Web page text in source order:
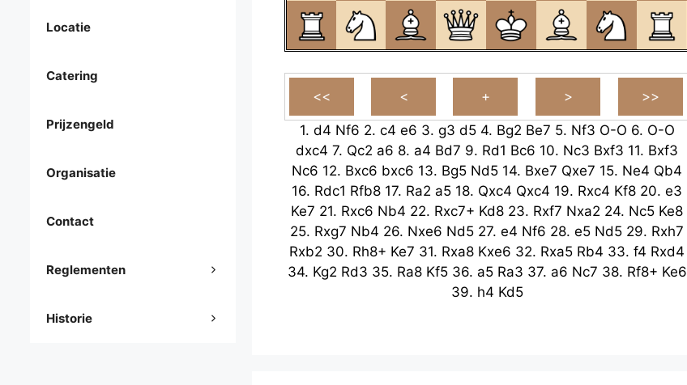
1. d4 Nf6 2. c4 e6 3. g3 d5 4. Bg2 Be7 5. Nf3 O-O 6. O-O
dxc4 7. Qc2 a6 8. a4 Bd7 9. Rd1 Bc6 10. Nc3 Bxf3 11. Bxf3
Nc6 12. Bxc6 bxc6 13. Bg5 Nd5 14. Bxe7 Qxe7 15. Ne4 Qb4
16. Rdc1 Rfb8 17. Ra2 a5 18. Qxc4 Qxc4 19. Rxc4 Kf8 20. e3
Ke7 21. Rxc6 Nb4 22. Rxc7+ Kd8 23. Rxf7 Nxa2 24. Nc5 Ke8
25. Rxg7 Nb4 26. Nxe6 Nd5 27. e4 Nf6 28. e5 Nd5 29. Rxh7
Rxb2 30. Rh8+ Ke7 31. Rxa8 Kxe6 32. Rxa5 Rb4 33. f4 Rxd4
34. Kg2 Rd3 35. Ra8 Kf5 36. a5 Ra3 37. a6 Nc7 38. Rf8+ Ke6
39. h4 Kd5
Locatie
Catering
Prijzengeld
Organisatie
Contact
Reglementen
Historie